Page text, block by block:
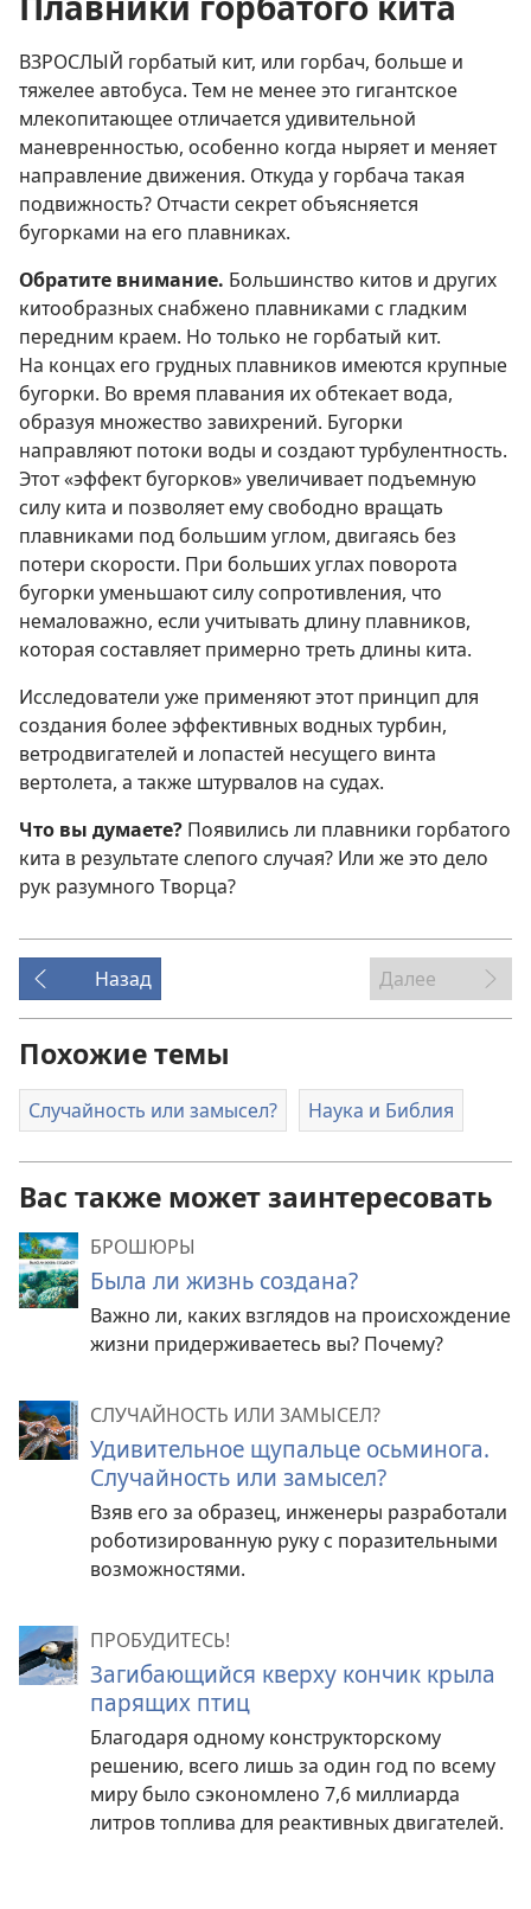
ВЗРОСЛЫЙ горбатый кит, или горбач, больше и
тяжелее автобуса. Тем не менее это гигантское
млекопитающее отличается удивительной
маневренностью, особенно когда ныряет и меняет
направление движения. Откуда у горбача такая
подвижность? Отчасти секрет объясняется
бугорками на его плавниках.
Обратите внимание. Большинство китов и других
китообразных снабжено плавниками с гладким
передним краем. Но только не горбатый кит.
На концах его грудных плавников имеются крупные
бугорки. Во время плавания их обтекает вода,
образуя множество завихрений. Бугорки
направляют потоки воды и создают турбулентность.
Этот «эффект бугорков» увеличивает подъемную
силу кита и позволяет ему свободно вращать
плавниками под большим углом, двигаясь без
потери скорости. При больших углах поворота
бугорки уменьшают силу сопротивления, что
немаловажно, если учитывать длину плавников,
которая составляет примерно треть длины кита.
Исследователи уже применяют этот принцип для
создания более эффективных водных турбин,
ветродвигателей и лопастей несущего винта
вертолета, а также штурвалов на судах.
Что вы думаете? Появились ли плавники горбатого
кита в результате слепого случая? Или же это дело
рук разумного Творца?
Назад Далее
Похожие темы
Случайность или замысел? Наука и Библия
Вас также может заинтересовать
БРОШЮРЫ
Была ли жизнь создана?
Важно ли, каких взглядов на происхождение
жизни придерживаетесь вы? Почему?
СЛУЧАЙНОСТЬ ИЛИ ЗАМЫСЕЛ?
Удивительное щупальце осьминога.
Случайность или замысел?
Взяв его за образец, инженеры разработали
роботизированную руку с поразительными
возможностями.
ПРОБУДИТЕСЬ!
Загибающийся кверху кончик крыла
парящих птиц
Благодаря одному конструкторскому
решению, всего лишь за один год по всему
миру было сэкономлено 7,6 миллиарда
литров топлива для реактивных двигателей.